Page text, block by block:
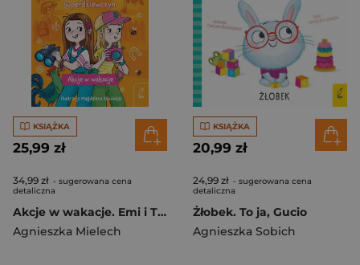
KSIĄŻKA
25,99 zł
34,99 zł - sugerowana cena
detaliczna
Akcje w wakacje. Emi i Tajny Klub Superdziewczyn. Tom 4 wyd. 2025
Agnieszka Mielech
KSIĄŻKA
20,99 zł
24,99 zł - sugerowana cena
detaliczna
Żłobek. To ja, Gucio
Agnieszka Sobich